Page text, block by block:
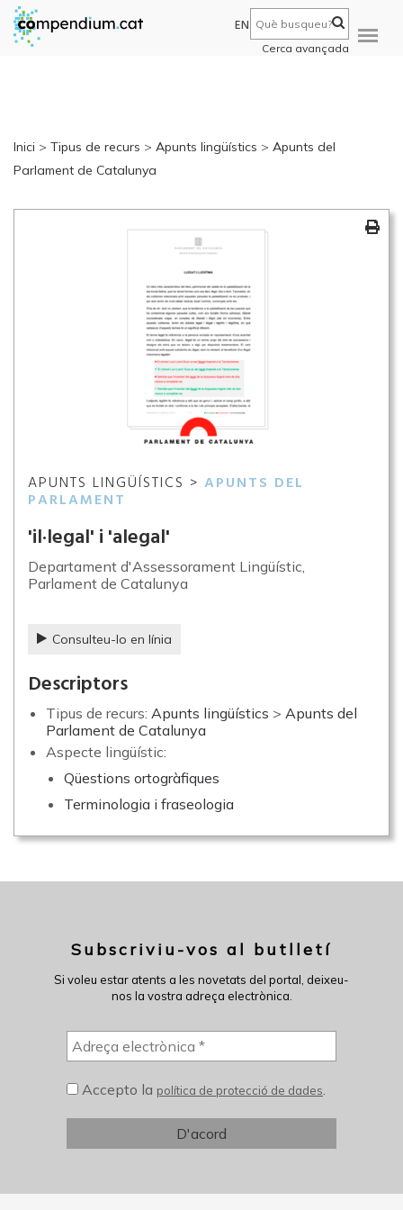
EN
Cerca avançada
Inici > Tipus de recurs > Apunts lingüístics > Apunts del
Parlament de Catalunya
APUNTS LINGÜÍSTICS > APUNTS DEL
PARLAMENT
'il·legal' i 'alegal'
Departament d'Assessorament Lingüístic,
Parlament de Catalunya
Consulteu-lo en línia
Descriptors
Tipus de recurs: Apunts lingüístics > Apunts del
Parlament de Catalunya
Aspecte lingüístic:
Qüestions ortogràfiques
Terminologia i fraseologia
Subscriviu-vos al butlletí
Si voleu estar atents a les novetats del portal, deixeu-
nos la vostra adreça electrònica.
Accepto la política de protecció de dades.